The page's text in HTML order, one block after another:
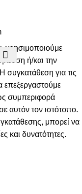
χρησιμοποιούμε
ή/και την
για τις
επεξεργαστούμε
συμπεριφορά
αυτόν τον ιστότοπο.
μπορεί να
και δυνατότητες.